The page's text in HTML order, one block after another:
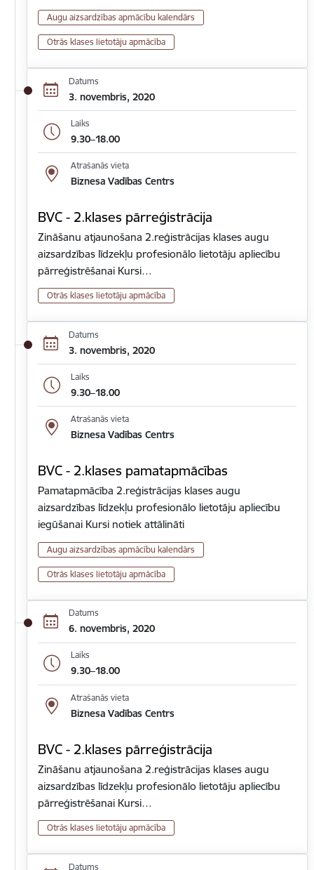
Augu aizsardzības apmācību kalendārs
Otrās klases lietotāju apmācība
Datums
3. novembris, 2020
Laiks
9.30–18.00
Atrašanās vieta
Biznesa Vadības Centrs
BVC - 2.klases pārreģistrācija
Zināšanu atjaunošana 2.reģistrācijas klases augu
aizsardzības līdzekļu profesionālo lietotāju apliecību
pārreģistrēšanai Kursi…
Otrās klases lietotāju apmācība
Datums
3. novembris, 2020
Laiks
9.30–18.00
Atrašanās vieta
Biznesa Vadības Centrs
BVC - 2.klases pamatapmācības
Pamatapmācība 2.reģistrācijas klases augu
aizsardzības līdzekļu profesionālo lietotāju apliecību
iegūšanai Kursi notiek attālināti
Augu aizsardzības apmācību kalendārs
Otrās klases lietotāju apmācība
Datums
6. novembris, 2020
Laiks
9.30–18.00
Atrašanās vieta
Biznesa Vadības Centrs
BVC - 2.klases pārreģistrācija
Zināšanu atjaunošana 2.reģistrācijas klases augu
aizsardzības līdzekļu profesionālo lietotāju apliecību
pārreģistrēšanai Kursi…
Otrās klases lietotāju apmācība
Datums